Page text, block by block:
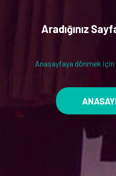
Aradığınız
Anasayfaya dönmek için